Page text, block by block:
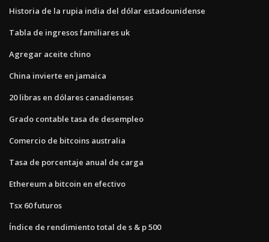
Historia de la rupia india del dólar estadounidense
Tabla de ingresos familiares uk
Agregar aceite chino
China invierte en jamaica
20 libras en dólares canadienses
Grado contable tasa de desempleo
Comercio de bitcoins australia
Tasa de porcentaje anual de carga
Ethereum a bitcoin en efectivo
Tsx 60 futuros
Índice de rendimiento total de s & p 500